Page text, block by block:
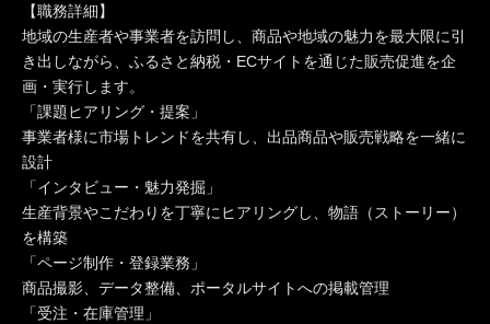
【職務詳細】
地域の生産者や事業者を訪問し、商品や地域の魅力を最大限に引
き出しながら、ふるさと納税・ECサイトを通じた販売促進を企
画・実行します。
「課題ヒアリング・提案」
事業者様に市場トレンドを共有し、出品商品や販売戦略を一緒に
設計
「インタビュー・魅力発掘」
生産背景やこだわりを丁寧にヒアリングし、物語（ストーリー）
を構築
「ページ制作・登録業務」
商品撮影、データ整備、ポータルサイトへの掲載管理
「受注・在庫管理」